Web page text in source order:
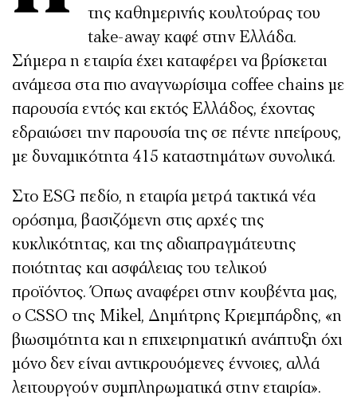
της καθημερινής κουλτούρας του
take-away καφέ στην Ελλάδα.
Σήμερα η εταιρία έχει καταφέρει να βρίσκεται
ανάμεσα στα πιο αναγνωρίσιμα coffee chains με
παρουσία εντός και εκτός Ελλάδος, έχοντας
εδραιώσει την παρουσία της σε πέντε ηπείρους,
με δυναμικότητα 415 καταστημάτων συνολικά.
Στο ESG πεδίο, η εταιρία μετρά τακτικά νέα
ορόσημα, βασιζόμενη στις αρχές της
κυκλικότητας, και της αδιαπραγμάτευτης
ποιότητας και ασφάλειας του τελικού
προϊόντος. Όπως αναφέρει στην κουβέντα μας,
ο CSSO της Mikel, Δημήτρης Κριεμπάρδης, «η
βιωσιμότητα και η επιχειρηματική ανάπτυξη όχι
μόνο δεν είναι αντικρουόμενες έννοιες, αλλά
λειτουργούν συμπληρωματικά στην εταιρία».